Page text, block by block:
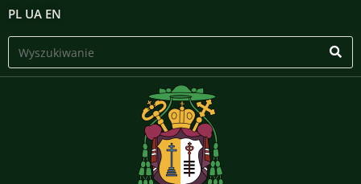
PL UA EN